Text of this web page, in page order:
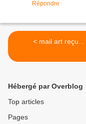
Répondre
< mail art reçu...
Hébergé par Overblog
Top articles
Pages